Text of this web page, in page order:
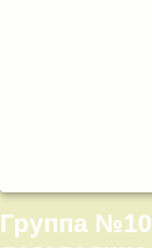
Группа